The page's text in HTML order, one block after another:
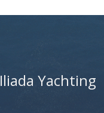
Iliada Yachting